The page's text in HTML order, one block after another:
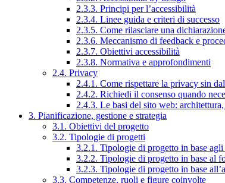
2.3.3. Principi per l’accessibilità
2.3.4. Linee guida e criteri di successo
2.3.5. Come rilasciare una
2.3.6. Meccanismo di feedback e
2.3.7. Obiettivi accessibilità
2.3.8. Normativa e approfondimenti
2.4. Privacy
2.4.1. Come rispettare la privacy sin
2.4.2. Richiedi il consenso quando
2.4.3. Le basi del sito web:
3. Pianificazione, gestione e strategia
3.1. Obiettivi del progetto
3.2. Tipologie di progetti
3.2.1. Tipologie di progetto in base
3.2.2. Tipologie di progetto in base al
3.2.3. Tipologie di progetto in base
3.3. Competenze, ruoli e figure coinvolte